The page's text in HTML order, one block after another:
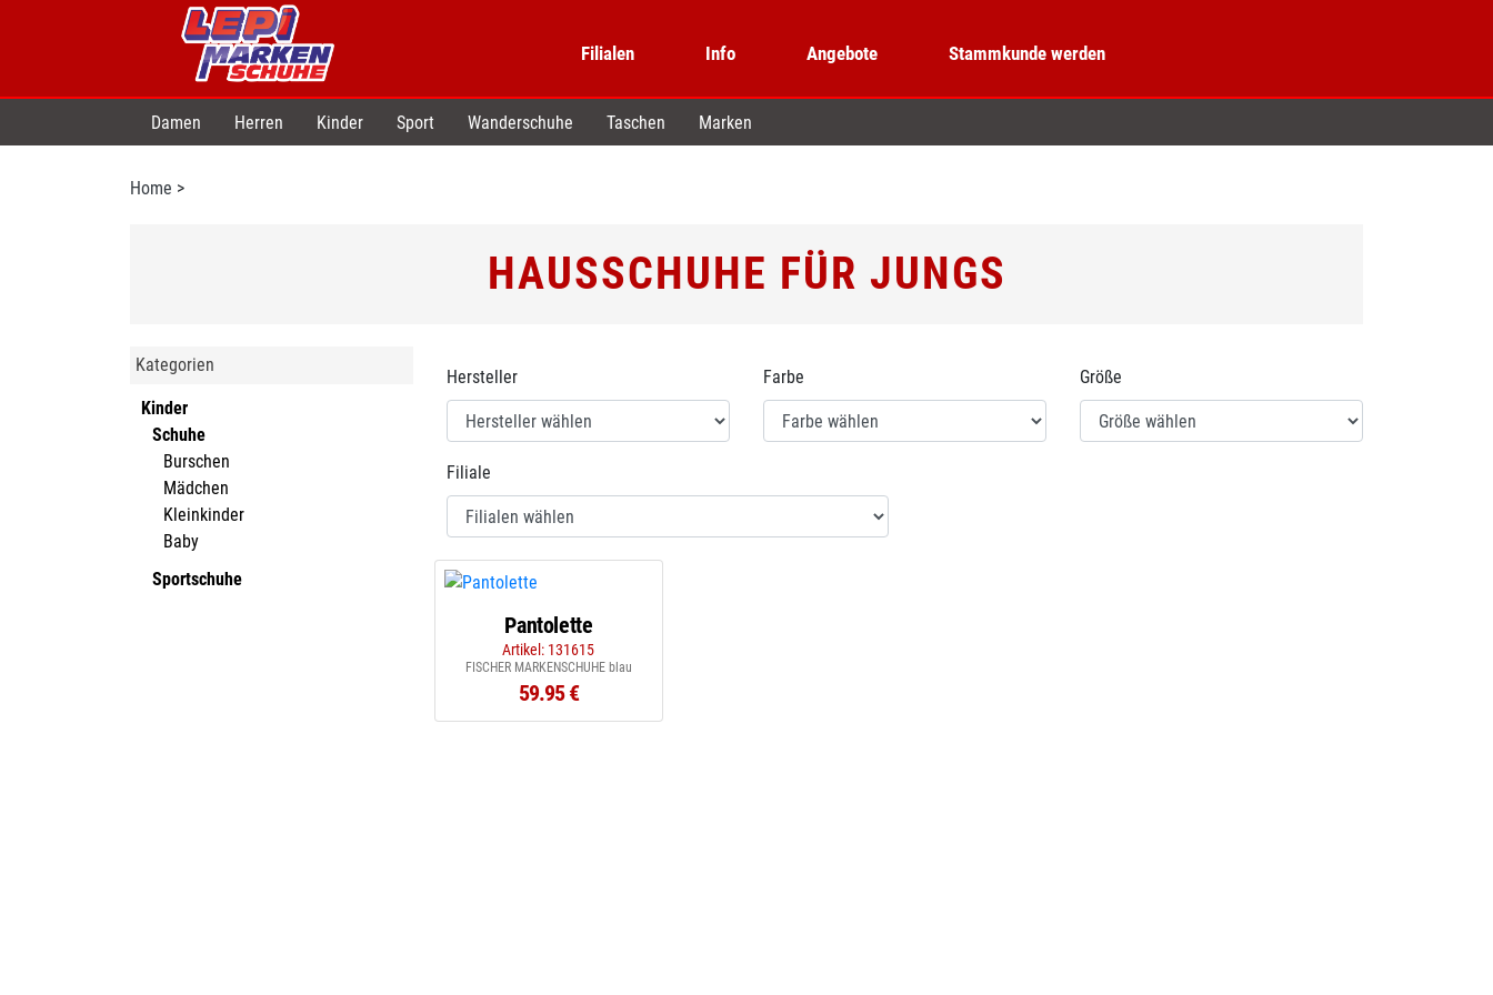
Filialen Info Angebote Stammkunde werden
Damen Herren Kinder Sport Wanderschuhe Taschen Marken
Home >
HAUSSCHUHE FÜR JUNGS
Kategorien
Kinder
Schuhe
Burschen
Mädchen
Kleinkinder
Baby
Sportschuhe
Hersteller Farbe Größe
Filiale
Pantolette
Artikel: 131615
FISCHER MARKENSCHUHE blau
59.95 €